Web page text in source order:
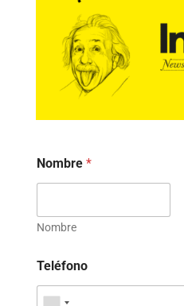
Nombre *
Nombre
Teléfono